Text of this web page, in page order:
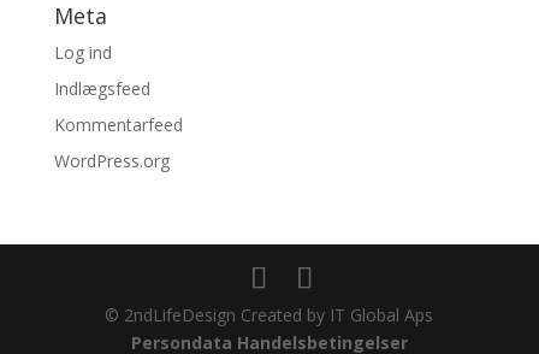
Meta
Log ind
Indlægsfeed
Kommentarfeed
WordPress.org
© 2ndLifeDesign Created by IT Global Aps
Persondata Handelsbetingelser